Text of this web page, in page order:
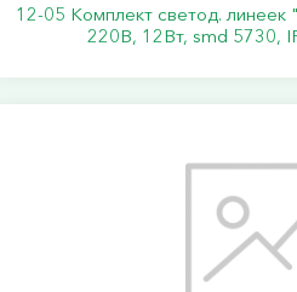
12-05 Комплект светод. линеек
220В, 12Вт, smd 5730,